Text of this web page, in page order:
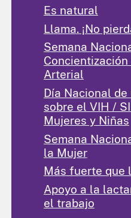
Es natural
Llama. ¡No
Semana
Arterial
Día Nacional
sobre el VIH /
Mujeres y Niñas
Semana
la Mujer
Más fuerte que
Apoyo a la
el trabajo